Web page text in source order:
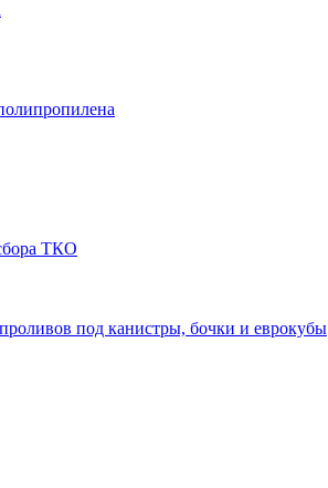
ТКО
под канистры, бочки и еврокубы